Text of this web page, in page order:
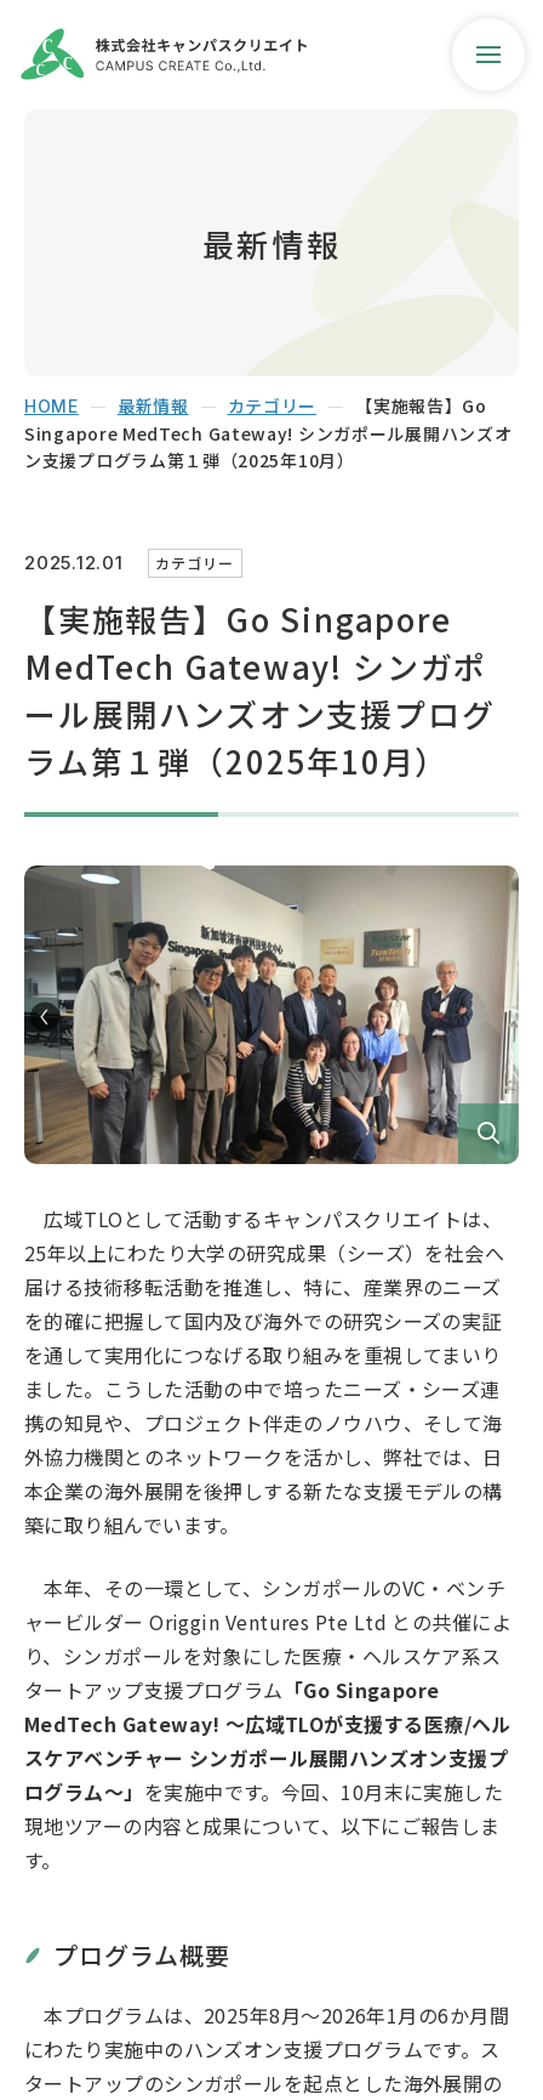
ご支援実績
なぜなに産学官連携
お問い合わせ
企業の方
国際連携
サイトマップ アクセスマップ
プライバシーポリシー
VC運用ポリシー
広域TLOとして
最新情報
HOME 最新情報 カテゴリー
【実施報告】Go
Singapore MedTech Gateway! シンガポール展開ハンズオ
ン支援プログラム第１弾（2025年10月）
2025.12.01 カテゴリー
【実施報告】Go Singapore
MedTech Gateway! シンガポ
ール展開ハンズオン支援プログ
ラム第１弾（2025年10月）
広域TLOとして活動するキャンパスクリエイトは、
25年以上にわたり大学の研究成果（シーズ）を社会へ
届ける技術移転活動を推進し、特に、産業界のニーズ
を的確に把握して国内及び海外での研究シーズの実証
を通して実用化につなげる取り組みを重視してまいり
ました。こうした活動の中で培ったニーズ・シーズ連
携の知見や、プロジェクト伴走のノウハウ、そして海
外協力機関とのネットワークを活かし、弊社では、日
本企業の海外展開を後押しする新たな支援モデルの構
築に取り組んでいます。
本年、その一環として、シンガポールのVC・ベンチ
ャービルダー Origgin Ventures Pte Ltd との共催によ
り、シンガポールを対象にした医療・ヘルスケア系ス
タートアップ支援プログラム 「Go Singapore
MedTech Gateway! ～広域TLOが支援する医療/ヘル
スケアベンチャー シンガポール展開ハンズオン支援プ
ログラム～」 を実施中です。今回、10月末に実施した
現地ツアーの内容と成果について、以下にご報告しま
す。
プログラム概要
本プログラムは、2025年8月～2026年1月の6か月間
にわたり実施中のハンズオン支援プログラムです。ス
タートアップのシンガポールを起点とした海外展開の